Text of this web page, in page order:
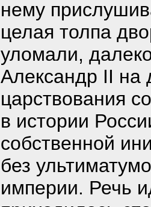
нему
целая толпа
уломали,
Александр II на
царствования
в истории
собственной
без
империи. Речь